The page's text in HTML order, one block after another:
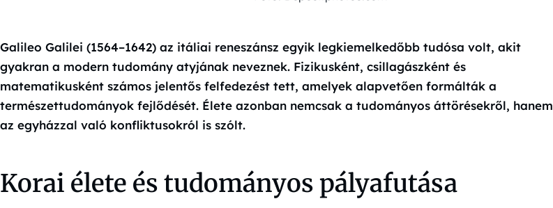
Galileo Galilei (1564–1642) az itáliai reneszánsz egyik legkiemelkedőbb tudósa volt, akit
gyakran a modern tudomány atyjának neveznek. Fizikusként, csillagászként és
matematikusként számos jelentős felfedezést tett, amelyek alapvetően formálták a
természettudományok fejlődését. Élete azonban nemcsak a tudományos áttörésekről, hanem
az egyházzal való konfliktusokról is szólt.
Korai élete és tudományos pályafutása